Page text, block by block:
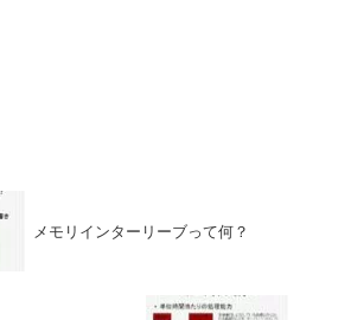
メモリインターリーブって何？